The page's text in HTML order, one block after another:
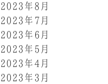
2023年8月
2023年7月
2023年6月
2023年5月
2023年4月
2023年3月